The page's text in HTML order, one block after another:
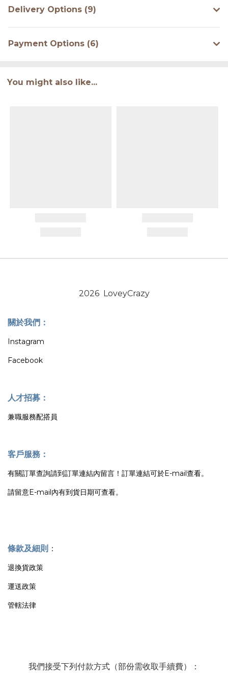
Delivery Options (9)
Payment Options (6)
You might also like...
2026 LoveyCrazy
關於我們：
Instagram
Facebook
人才招募：
兼職服務配搭員
客戶服務：
有關訂單查詢請到訂單連結內留言！訂單連結可於E-mail查看。
請留意E-mail內有到貨日期可查看。
條款及細則 ：
退換貨政策
運送政策
管轄法律
我們接受下列付款方式（部份需收取手續費）：